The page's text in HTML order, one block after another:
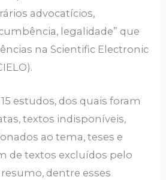
advocatícios,
legalidade” que
na Scientific Electronic
estudos, dos quais foram
textos indisponíveis,
ao tema, teses e
de textos excluídos pelo
dentre esses